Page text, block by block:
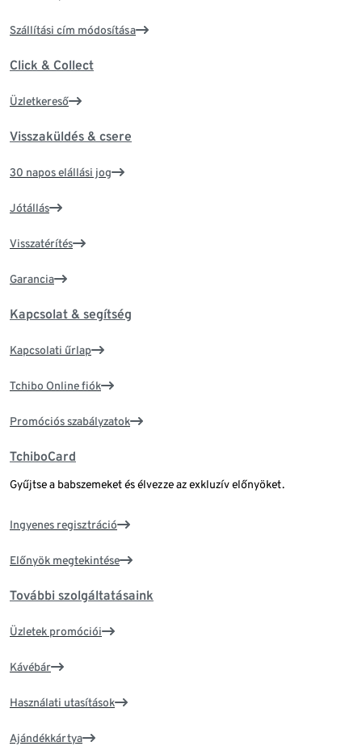
Szállítási cím módosítása
Click & Collect
Üzletkereső
Visszaküldés & csere
30 napos elállási jog
Jótállás
Visszatérítés
Garancia
Kapcsolat & segítség
Kapcsolati űrlap
Tchibo Online fiók
Promóciós szabályzatok
TchiboCard
Gyűjtse a babszemeket és élvezze az exkluzív előnyöket.
Ingyenes regisztráció
Előnyök megtekintése
További szolgáltatásaink
Üzletek promóciói
Kávébár
Használati utasítások
Ajándékkártya